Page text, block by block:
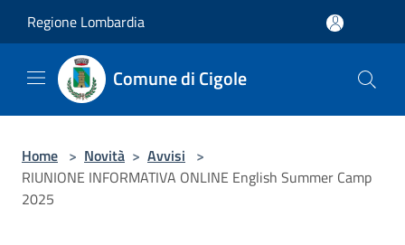
Regione Lombardia
Comune di Cigole
Home > Novità > Avvisi >
RIUNIONE INFORMATIVA ONLINE English Summer Camp
2025